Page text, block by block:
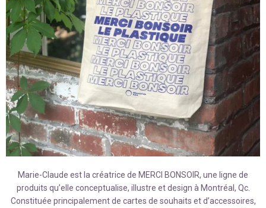
Marie-Claude est la créatrice de MERCI BONSOIR, une ligne de
produits qu’elle conceptualise, illustre et design à Montréal, Qc.
Constituée principalement de cartes de souhaits et d’accessoires,